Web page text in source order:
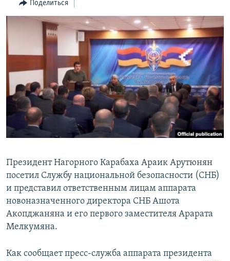
поиску
РЕГИОН
НАГОРНЫЙ КАРАБАХ
КУЛЬТУРА
Հայերեն
English
Все сайты Радио Азатутюн
Поделиться
Президент Нагорного Карабаха Араик Арутюнян
посетил Службу национальной безопасности (СНБ)
и представил ответственным лицам аппарата
новоназначенного директора СНБ Ашота
Акопджаняна и его первого заместителя Арарата
Мелкумяна.
Как сообщает пресс-служба аппарата президента